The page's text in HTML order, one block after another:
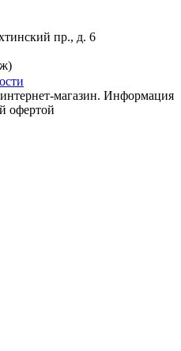
пр., д. 6
магазин. Информация
офертой